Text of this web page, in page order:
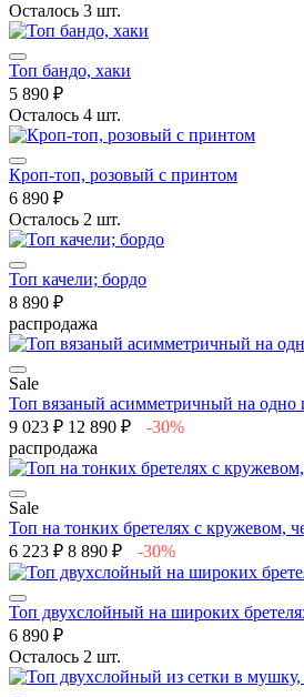
Осталось 3 шт.
Топ бандо, хаки
5 890 ₽
Осталось 4 шт.
Кроп-топ, розовый с принтом
6 890 ₽
Осталось 2 шт.
Топ качели; бордо
8 890 ₽
распродажа
Sale
Топ вязаный асимметричный на одно
9 023 ₽ 12 890 ₽
-30%
распродажа
Sale
Топ на тонких бретелях с кружевом,
6 223 ₽ 8 890 ₽ -30%
Топ двухслойный на широких
6 890 ₽
Осталось 2 шт.